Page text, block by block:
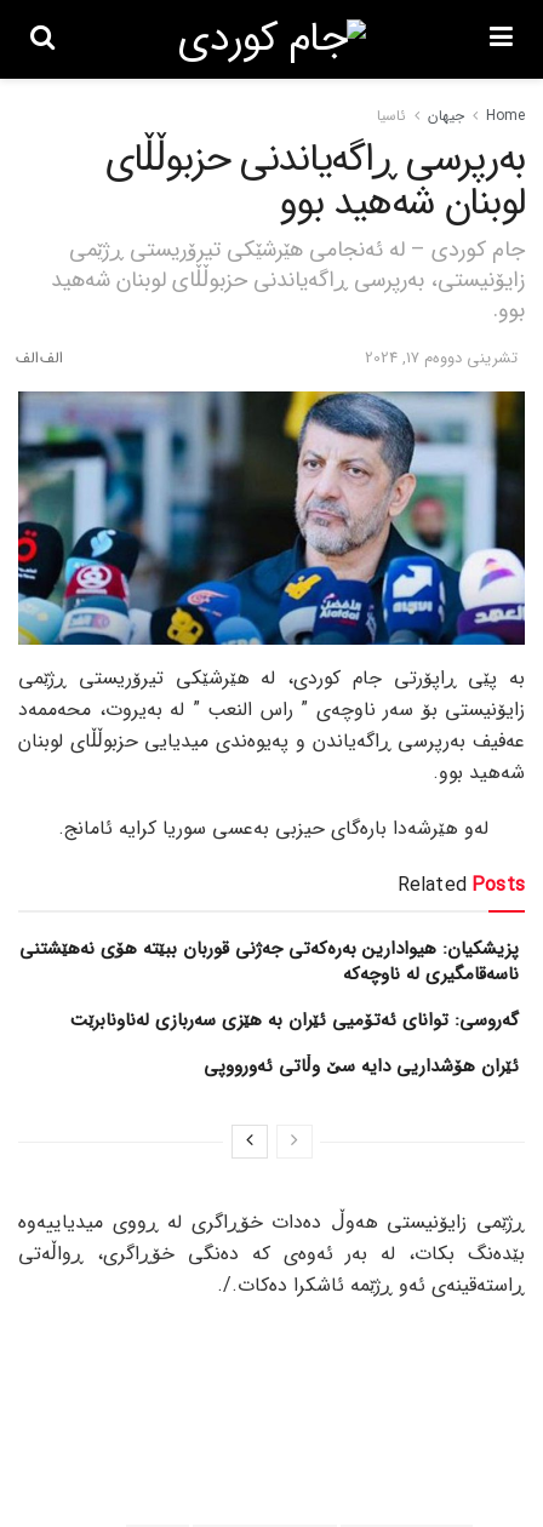
Home جیهان ئاسیا
بەرپرسی ڕاگەیاندنی حزبوڵڵای
لوبنان شەهید بوو
جام کوردی – لە ئەنجامی هێرشێکی تیرۆریستی ڕژێمی
زایۆنیستی، بەرپرسی ڕاگەیاندنی حزبوڵڵای لوبنان شەهید
بوو.
تشرینی دووه‌م 17, 2024
بە پێی ڕاپۆرتی جام کوردی، لە هێرشێکی تیرۆریستی ڕژێمی
زایۆنیستی بۆ سەر ناوچەی ” راس النعب ” لە بەیروت، محەممەد
عەفیف بەرپرسی ڕاگەیاندن و پەیوەندی میدیایی حزبوڵڵای لوبنان
شەهید بوو.
لەو هێرشەدا بارەگای حیزبی بەعسی سوریا کرایە ئامانج.
Related Posts
پزیشکیان: هیوادارین بەرەکەتی جەژنی قوربان ببێتە هۆی نەهێشتنی
ناسەقامگیری لە ناوچەکە
گەروسی: توانای ئەتۆمیی ئێران بە هێزی سەربازی لەناونابرێت
ئێران هۆشداریی دایە سێ وڵاتی ئەورووپی
ڕژێمی زایۆنیستی هەوڵ دەدات خۆڕاگری لە ڕووی میدیاییەوە
بێدەنگ بکات، لە بەر ئەوەی کە دەنگی خۆڕاگری، ڕواڵەتی
ڕاستەقینەی ئەو ڕژێمە ئاشکرا دەکات./.